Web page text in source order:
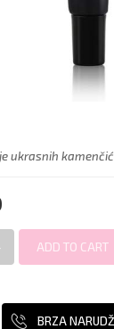
ukrasnih
BRZA